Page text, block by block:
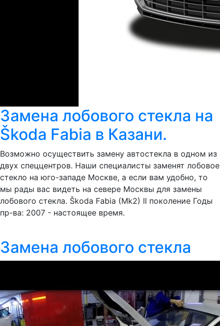
Замена лобового стекла на
Škoda Fabia в Казани.
Возможно осуществить замену автостекла в одном из
двух спеццентров. Наши специалисты заменят лобовое
стекло на юго-западе Москве, а если вам удобно, то
мы рады вас видеть на севере Москвы для замены
лобового стекла. Škoda Fabia (Mk2) II поколение Годы
пр-ва: 2007 - настоящее время.
Замена лобового стекла